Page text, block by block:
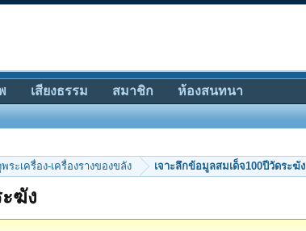
ระเครื่อง-เครื่องรางของขลัง เจาะลึกข้อมูลสมเด็จ100ปีวัดระฆัง
ฆัง
เสียงธรรม สมาชิก ห้องสนทนา